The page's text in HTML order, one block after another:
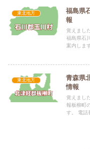
東北地方
福島県
報
覚えまし
福島県石
案内しま
東北地方
青森県
情報
覚えまし
報板柳町
す。 電話